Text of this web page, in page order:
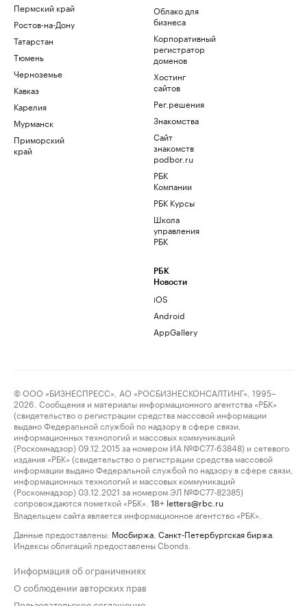
Пермский край
Ростов-на-Дону
Татарстан
Тюмень
Черноземье
Кавказ
Карелия
Мурманск
Приморский
край
Облако для
бизнеса
Корпоративный
регистратор
доменов
Хостинг
сайтов
Рег.решения
Знакомства
Сайт
знакомств
podbor.ru
РБК
Компании
РБК Курсы
Школа
управления
РБК
РБК
Новости
iOS
Android
AppGallery
© ООО «БИЗНЕСПРЕСС», АО «РОСБИЗНЕСКОНСАЛТИНГ», 1995–
2026. Сообщения и материалы информационного агентства «РБК»
(свидетельство о регистрации средства массовой информации
выдано Федеральной службой по надзору в сфере связи,
информационных технологий и массовых коммуникаций
(Роскомнадзор) 09.12.2015 за номером ИА №ФС77-63848) и сетевого
издания «РБК» (свидетельство о регистрации средства массовой
информации выдано Федеральной службой по надзору в сфере связи,
информационных технологий и массовых коммуникаций
(Роскомнадзор) 03.12.2021 за номером ЭЛ №ФС77-82385)
сопровождаются пометкой «РБК».
18+ letters@rbc.ru
Владельцем сайта является информационное агентство «РБК».
Данные предоставлены: Мосбиржа Санкт-Петербургская биржа
Индексы облигаций предоставлены Cbonds.
Информация об ограничениях
О соблюдении авторских прав